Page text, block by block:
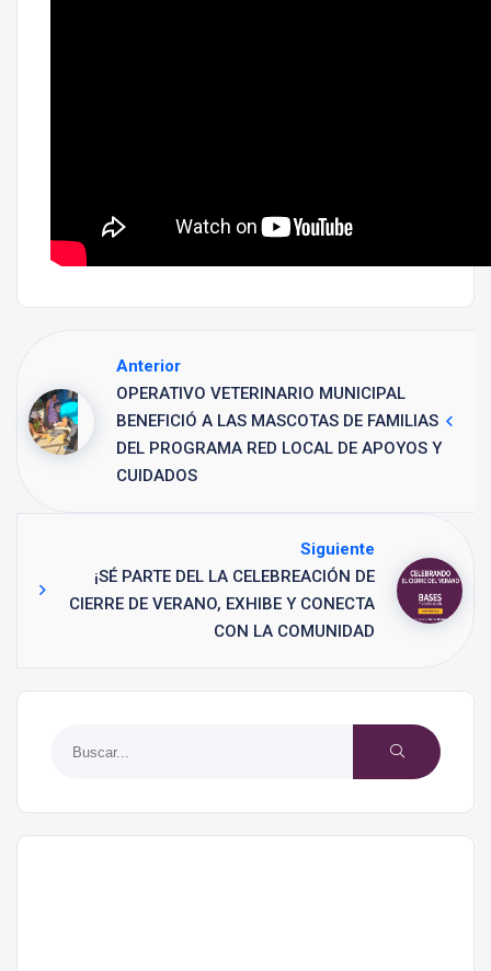
Anterior
OPERATIVO VETERINARIO MUNICIPAL
BENEFICIÓ A LAS MASCOTAS DE FAMILIAS
DEL PROGRAMA RED LOCAL DE APOYOS Y
CUIDADOS
Siguiente
¡SÉ PARTE DEL LA CELEBREACIÓN DE
CIERRE DE VERANO, EXHIBE Y CONECTA
CON LA COMUNIDAD